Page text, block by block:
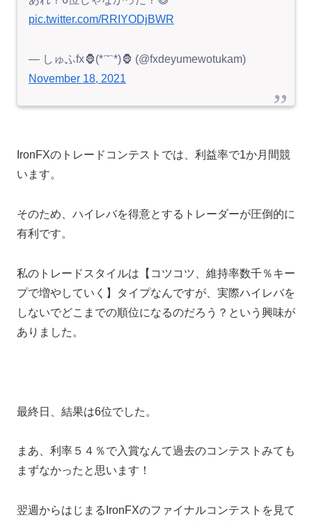
pic.twitter.com/RRIYODjBWR
— しゅふfx🦍(*ˊ˘ˋ*)🦍 (@fxdeyumewotukam)
November 18, 2021
IronFXのトレードコンテストでは、利益率で1か月間競
います。
そのため、ハイレバを得意とするトレーダーが圧倒的に
有利です。
私のトレードスタイルは【コツコツ、維持率数千％キー
プで増やしていく】タイプなんですが、実際ハイレバを
しないでどこまでの順位になるのだろう？という興味が
ありました。
最終日、結果は6位でした。
まあ、利率５４％で入賞なんて過去のコンテストみても
まずなかったと思います！
翌週からはじまるIronFXのファイナルコンテストを見て